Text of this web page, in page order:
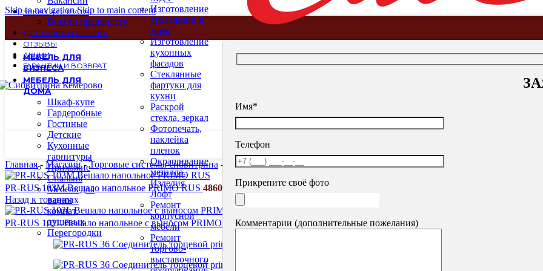
Skip to navigationSkip to main content
ЗАКАЗ И ОПЛАТА
Внести предоплату
ДОСТАВКА И СБОРКА
ОТЗЫВЫ
АКЦИИ
ГАРАНТИИ И ВОЗВРАТ
МЕБЕЛЬ ДЛЯ
БИЗНЕСА
МЕБЕЛЬ ДЛЯ
ДОМА
Шкаф-купе
Гардеробные
Гостиные
Детские
Кухонные
гарнитуры
Прихожие
Спальня
Мебель для
ванных
комнат,
душевых
Перегородки
Изготовление
столещниц и
моек
Изготовление
кухонных
фасадов
Стеклянные
фартуки для
кухни
Раскрой
стекла, зеркал
Фотопечать,
наклейка
пленок
Окрашивание
металла.
Изделия
Лофт
Ремонт
корпусной
мебели
Ремонт
торгово-
выставочного
Имя*
Телефон
Прикрепите своё фото
Комментарии (дополнительные пожелания)
Главная- Магазин-Торговые системы сибвитрина - Системы на основе труб и перфорированные стойки
PR-RUS 103M Вешало напольное PRIMO RUS 4860
Назад к товарам
PR-RUS 102L Вешало напольное с выносом PRIMO RUS6560₽